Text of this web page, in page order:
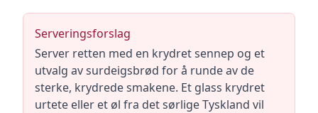
Serveringsforslag
Server retten med en krydret sennep og et
utvalg av surdeigsbrød for å runde av de
sterke, krydrede smakene. Et glass krydret
urtete eller et øl fra det sørlige Tyskland vil